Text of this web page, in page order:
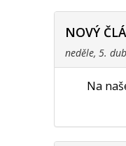
NOVÝ
neděle, 5.
Na